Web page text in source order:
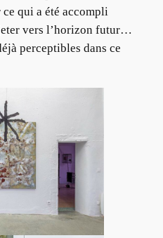
qui a été accompli
vers l’horizon futur…
perceptibles dans ce